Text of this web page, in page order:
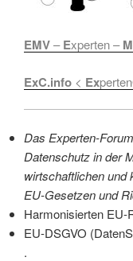
EMV–Experten –M
ExC.info < Experten
Das Experten-
Datenschutz in der
wirtschaftlichen und
EU-Gesetzen und
Harmonisierten EU-
EU-DSGVO
.